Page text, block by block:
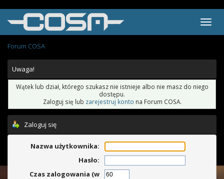
Forum COSA
Uwaga!
Wątek lub dział, którego szukasz nie istnieje albo nie masz do niego
dostępu.
Zaloguj się lub zarejestruj konto na Forum COSA.
Zaloguj się
Nazwa użytkownika:
Hasło:
Czas zalogowania (w